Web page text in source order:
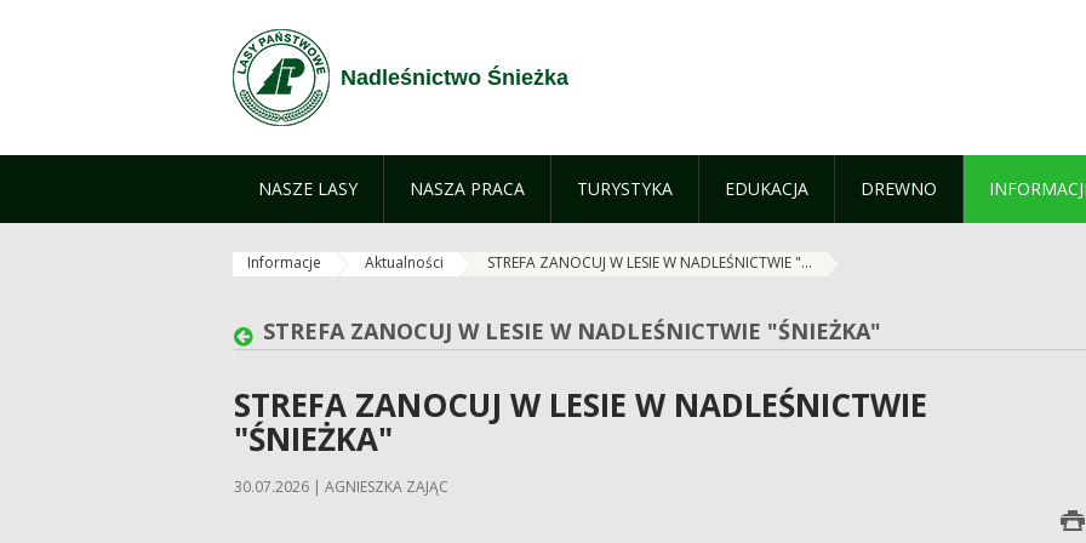
Nadleśnictwo Śnieżka
NASZE LASY NASZA PRACA TURYSTYKA EDUKACJA DREWNO
Informacje Aktualności STREFA ZANOCUJ W LESIE W NADLEŚNICTWIE "...
STREFA ZANOCUJ W LESIE W NADLEŚNICTWIE "ŚNIEŻKA"
STREFA ZANOCUJ W LESIE W NADLEŚNICTWIE
"ŚNIEŻKA"
30.07.2026 | AGNIESZKA ZAJĄC